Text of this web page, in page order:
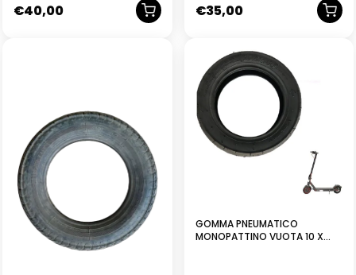
€40,00 €35,00
GOMMA PNEUMATICO
MONOPATTINO VUOTA 10 X